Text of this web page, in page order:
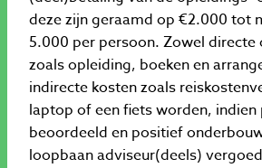
deze zijn geraamd op €2.000 tot
5.000 per persoon. Zowel
zoals opleiding, boeken en
indirecte kosten zoals
laptop of een fiets worden,
beoordeeld en positief
loopbaan adviseur(deels)